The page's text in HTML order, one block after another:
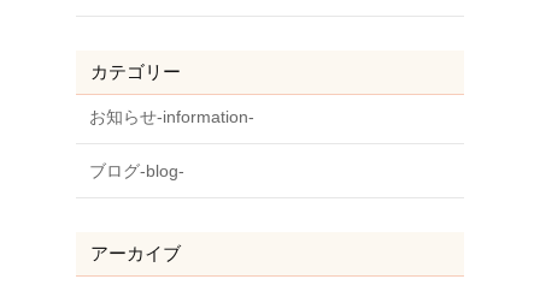
カテゴリー
お知らせ-information-
ブログ-blog-
アーカイブ